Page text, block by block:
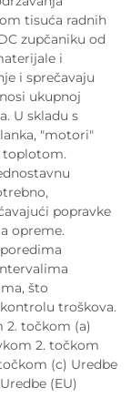
tisuća radnih
zupčaniku od
i
i sprečavaju
ukupnoj
U skladu s
"motori"
toplotom.
popravke
opreme.
što
troškova.
2. točkom (a)
2. točkom
(c) Uredbe
(EU)